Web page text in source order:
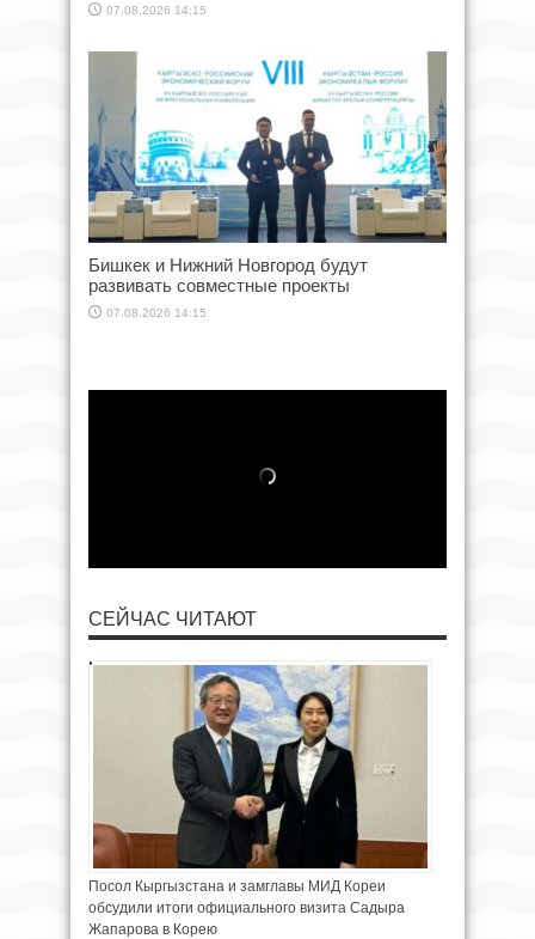
07.08.2026 14:15
Бишкек и Нижний Новгород будут
развивать совместные проекты
07.08.2026 14:15
СЕЙЧАС ЧИТАЮТ
Посол Кыргызстана и замглавы МИД Кореи
обсудили итоги официального визита Садыра
Жапарова в Корею